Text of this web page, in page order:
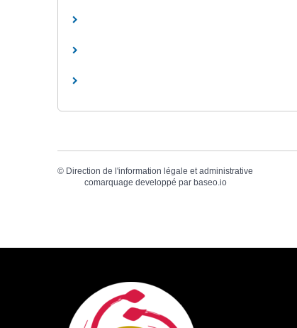
© Direction de l'information légale et administrative
comarquage developpé par baseo.io